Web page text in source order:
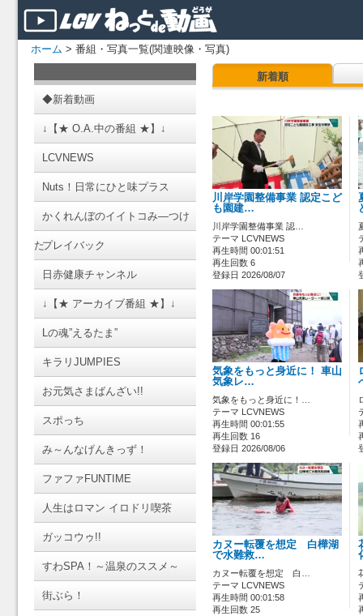
ホーム > 番組・写真一覧(関連映像・写真)
◆新着動画
↓【★ O.A.中の番組 ★】↓
LCVNEWS
Nuts！日常にひと味プラス
かくれんぼのイイトコみ―つけ
たプレイバック
日赤健康チャンネル
↓【★ アーカイブ番組 ★】↓
Lの魂”えるたま”
キラリJUMPIES
お元気さまばんざい!!
スポっち
み～んなげんきっず！
ファファFUNTIME
人生はロマン イロドリ喫茶
ガッコウゥ!!
すわSPA！～温泉のススメ～
街ぶら！
新着順
川岸学園整備事業 認定こど
も園建…
川岸学園整備事業 認…
テーマ LCVNEWS
再生時間 00:01:51
再生回数 6
登録日 2026/08/07
気象をもっと身近に！ 車山
気象レ…
気象をもっと身近に！…
テーマ LCVNEWS
再生時間 00:01:55
再生回数 16
登録日 2026/08/06
カヌー転覆を想定 白樺湖
で水難救…
カヌー転覆を想定 白…
テーマ LCVNEWS
再生時間 00:01:58
再生回数 25